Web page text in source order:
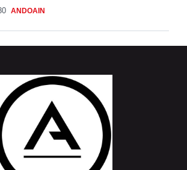
ANDOAIN